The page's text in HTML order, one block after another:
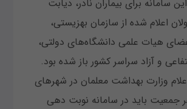
سامانه برای بیماران نادر، دیابت
اعلام شده از سازمان بهزیستی،
هیات علمی دانشگاه‌های دولتی،
و آزاد سراسر کشور باز شده بود.
وزارت بهداشت معلمان در شهر‌های
نفر جمعیت باید در سامانه نوبت دهی